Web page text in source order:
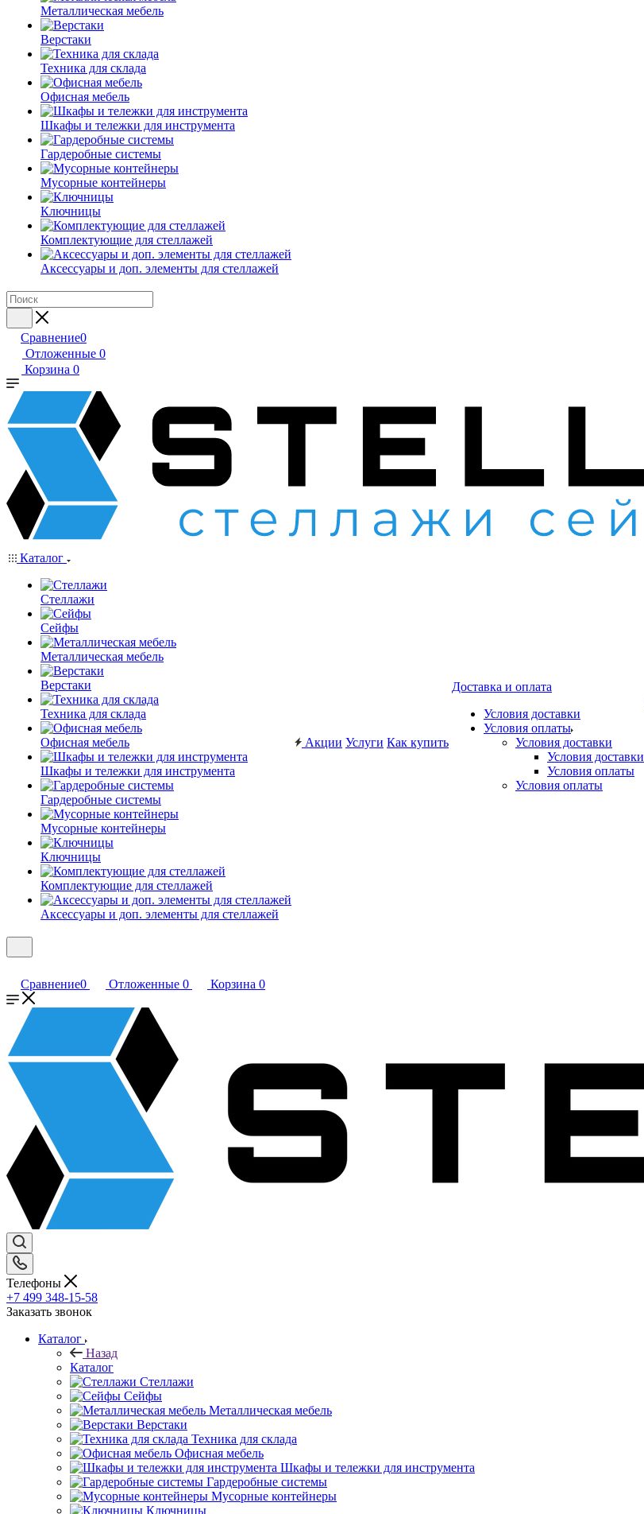
Металлическая мебель
Верстаки
Техника для склада
Офисная мебель
Шкафы и тележки для инструмента
Гардеробные системы
Мусорные контейнеры
Ключницы
Комплектующие для стеллажей
Аксессуары и доп. элементы для стеллажей
Сравнение0
Отложенные 0
Корзина 0
Каталог
Стеллажи
Сейфы
Металлическая мебель
Верстаки
Техника для склада
Офисная мебель
Шкафы и тележки для инструмента
Гардеробные системы
Мусорные контейнеры
Ключницы
Комплектующие для стеллажей
Аксессуары и доп. элементы для стеллажей
Акции Услуги Как купить
Доставка и оплата
Условия доставки
Условия оплаты
Условия доставки
Условия доставки
Условия оплаты
Условия оплаты
Сравнение0 Отложенные 0 Корзина 0
Телефоны
+7 499 348-15-58
Заказать звонок
Каталог
Назад
Каталог
Стеллажи
Сейфы
Металлическая мебель
Верстаки
Техника для склада
Офисная мебель
Шкафы и тележки для инструмента
Гардеробные системы
Мусорные контейнеры
Ключницы